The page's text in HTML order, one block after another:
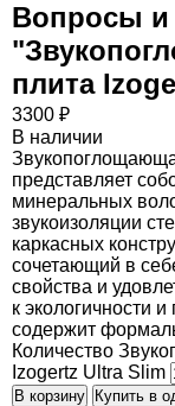
Вопросы и
"
плита
3300 ₽
В наличии
представляет
минеральных
звукоизоляции
каркасных
сочетающий в
свойства и
к экологичности
содержит
Количество
Izogertz Ultra Slim
В корзину Купить в